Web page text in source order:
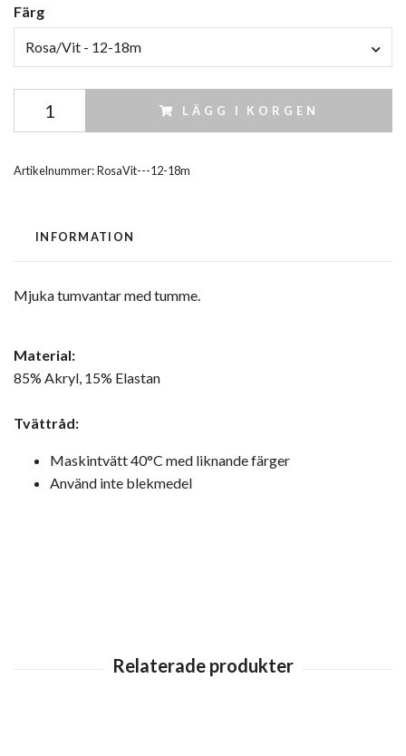
Färg
Rosa/Vit - 12-18m
LÄGG I KORGEN
Artikelnummer:RosaVit---12-18m
INFORMATION
Mjuka tumvantar med tumme.
Material:
85% Akryl, 15% Elastan
Tvättråd:
Maskintvätt 40°C med liknande färger
Använd inte blekmedel